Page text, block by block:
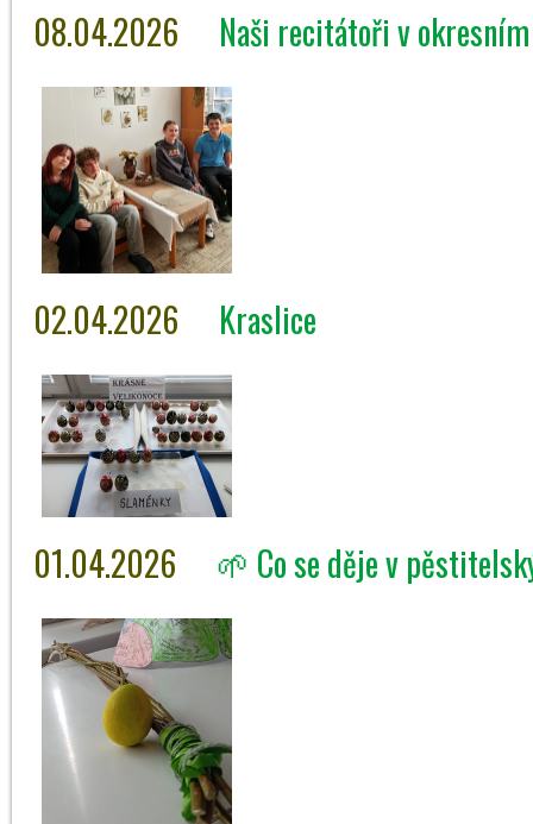
08.04.2026 Naši recitátoři v
02.04.2026 Kraslice
01.04.2026 🌱 Co se děje v